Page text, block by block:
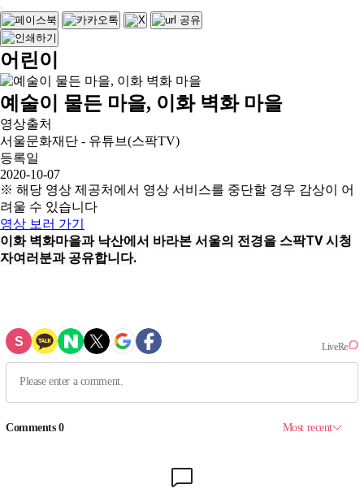
어린이
예술이 물든 마을, 이화 벽화 마을
영상출처
서울문화재단 - 유튜브(스팍TV)
등록일
2020-10-07
※ 해당 영상 제공처에서 영상 서비스를 중단할 경우 감상이 어
려울 수 있습니다
영상 보러 가기
이화 벽화마을과 낙산에서 바라본 서울의 전경을 스팍TV 시청
자여러분과 공유합니다.